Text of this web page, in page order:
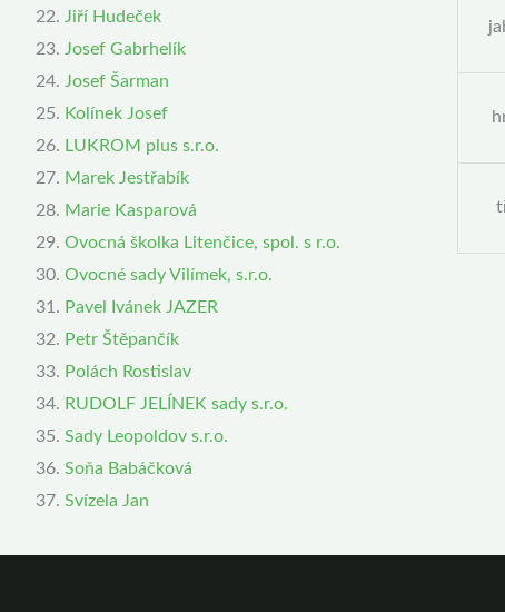
Jiří Hudeček
Josef Gabrhelík
Josef Šarman
Kolínek Josef
LUKROM plus s.r.o.
Marek Jestřabík
Marie Kasparová
Ovocná školka Litenčice, spol. s r.o.
Ovocné sady Vilímek, s.r.o.
Pavel Ivánek JAZER
Petr Štěpančík
Polách Rostislav
RUDOLF JELÍNEK sady s.r.o.
Sady Leopoldov s.r.o.
Soňa Babáčková
Svízela Jan